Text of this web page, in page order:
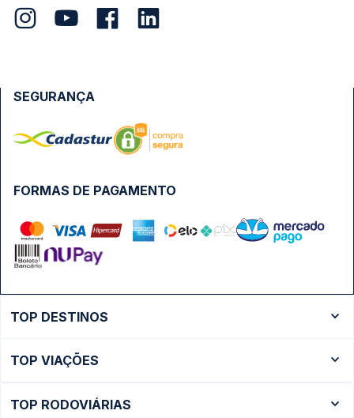
FORMAS DE PAGAMENTO
SEGURANÇA
TOP DESTINOS
Ônibus São Paulo
TOP VIAÇÕES
TOP RODOVIÁRIAS